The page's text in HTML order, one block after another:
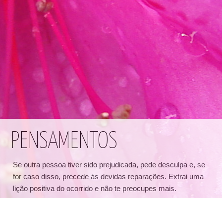
PENSAMENTOS
Se outra pessoa tiver sido prejudicada, pede desculpa e, se
for caso disso, precede às devidas reparações. Extrai uma
lição positiva do ocorrido e não te preocupes mais.